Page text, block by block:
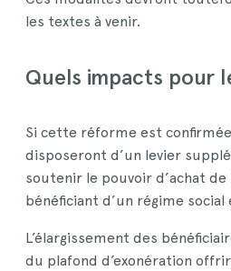
les textes à venir.
Quels impacts pour
Si cette réforme est
disposeront d’un levier
soutenir le pouvoir d’achat
bénéficiant d’un régime social
L’élargissement des
du plafond d’exonération